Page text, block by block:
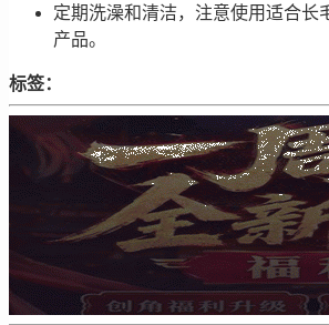
定期洗澡和清洁，注意使用适合长
产品。
标签：